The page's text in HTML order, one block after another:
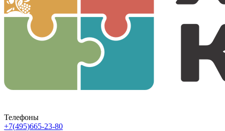
Телефоны
+7(495)665-23-80